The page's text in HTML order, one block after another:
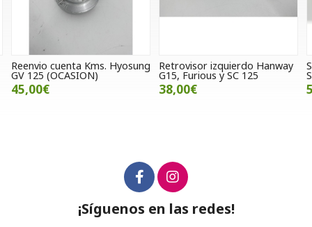
Retrovisor izquierdo Hanway
G15, Furious y SC 125
38,00€
Silencioso Giannelli para
Suzuki GSXR 1000 '07
580,00€
¡Síguenos en las redes!